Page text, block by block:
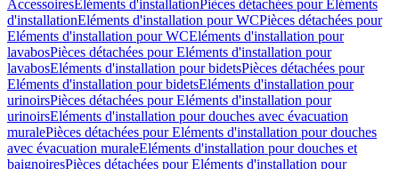
AccessoiresEléments d'installationPièces détachées pour Eléments
d'installationEléments d'installation pour WCPièces détachées pour
Eléments d'installation pour WCEléments d'installation pour
lavabosPièces détachées pour Eléments d'installation pour
lavabosEléments d'installation pour bidetsPièces détachées pour
Eléments d'installation pour bidetsEléments d'installation pour
urinoirsPièces détachées pour Eléments d'installation pour
urinoirsEléments d'installation pour douches avec évacuation
muralePièces détachées pour Eléments d'installation pour douches
avec évacuation muraleEléments d'installation pour douches et
baignoiresPièces détachées pour Eléments d'installation pour